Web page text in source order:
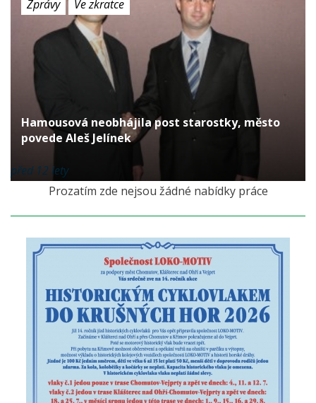
Zprávy Ve zkratce
Hamousová neobhájila post starostky, město
povede Aleš Jelínek
před 12 lety
Prozatím zde nejsou žádné nabídky práce